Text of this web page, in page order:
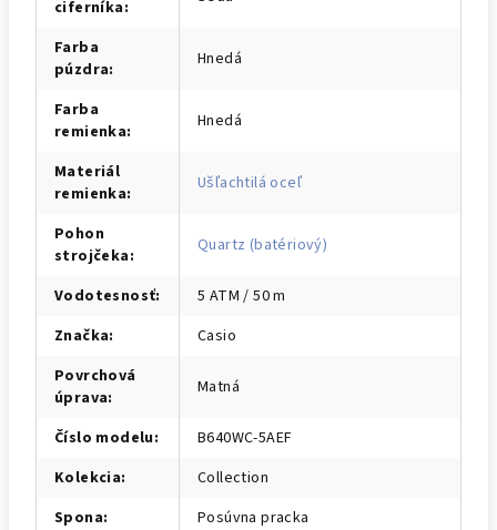
ciferníka:
Farba
púzdra: Hnedá
Farba
remienka: Hnedá
Materiál
remienka: Ušľachtilá oceľ
Pohon
strojčeka: Quartz (batériový)
Vodotesnosť:
5 ATM / 50 m
Značka:
Casio
Povrchová
úprava: Matná
Číslo modelu:
B640WC-5AEF
Kolekcia:
Collection
Spona: Posúvna pracka